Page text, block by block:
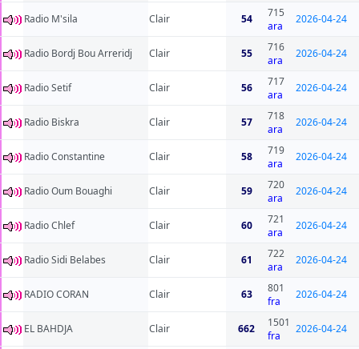
Radio M'sila Clair 54
715
ara
2026-04-24
Radio Bordj Bou Arreridj Clair 55
716
ara
2026-04-24
Radio Setif Clair 56
717
ara
2026-04-24
Radio Biskra Clair 57
718
ara
2026-04-24
Radio Constantine Clair 58
719
ara
2026-04-24
Radio Oum Bouaghi Clair 59
720
ara
2026-04-24
Radio Chlef Clair 60
721
ara
2026-04-24
Radio Sidi Belabes Clair 61
722
ara
2026-04-24
RADIO CORAN Clair 63
801
fra
2026-04-24
EL BAHDJA Clair 662
1501
fra
2026-04-24